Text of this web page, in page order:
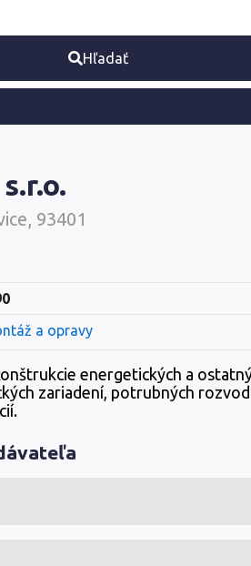
Hľadať
93401
a opravy
energetických a
zariadení, potrubných